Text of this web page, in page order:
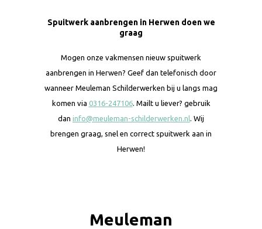
Spuitwerk aanbrengen in Herwen doen we
graag
Mogen onze vakmensen nieuw spuitwerk
aanbrengen in Herwen? Geef dan telefonisch door
wanneer Meuleman Schilderwerken bij u langs mag
komen via 0316-247106. Mailt u liever? gebruik
dan info@meuleman-schilderwerken.nl. Wij
brengen graag, snel en correct spuitwerk aan in
Herwen!
Meuleman